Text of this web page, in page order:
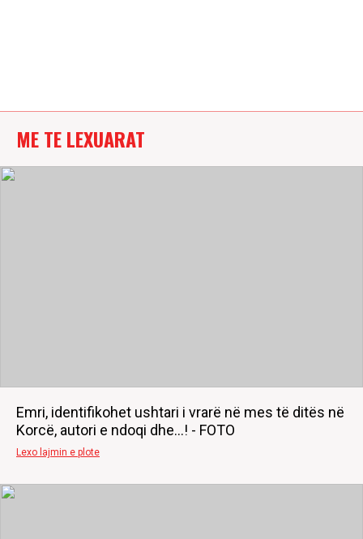
ME TE LEXUARAT
Emri, identifikohet ushtari i vrarë në mes të ditës në
Korcë, autori e ndoqi dhe...! - FOTO
Lexo lajmin e plote